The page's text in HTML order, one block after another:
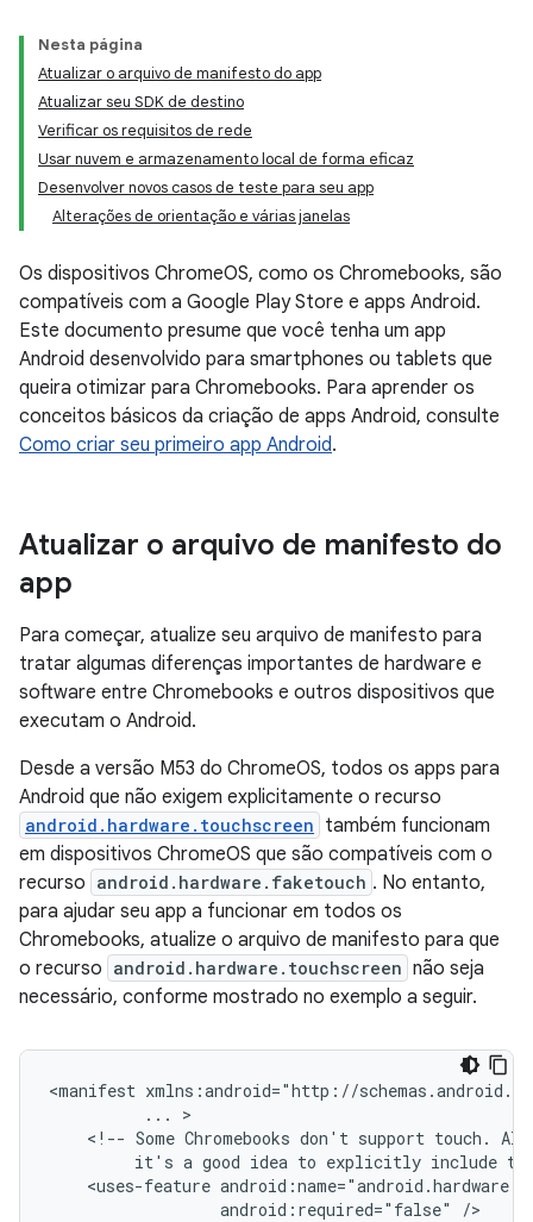
Nesta página
Atualizar o arquivo de manifesto do app
Atualizar seu SDK de destino
Verificar os requisitos de rede
Usar nuvem e armazenamento local de forma eficaz
Desenvolver novos casos de teste para seu app
Alterações de orientação e várias janelas
Os dispositivos ChromeOS, como os Chromebooks, são
compatíveis com a Google Play Store e apps Android.
Este documento presume que você tenha um app
Android desenvolvido para smartphones ou tablets que
queira otimizar para Chromebooks. Para aprender os
conceitos básicos da criação de apps Android, consulte
Como criar seu primeiro app Android.
Atualizar o arquivo de manifesto do
app
Para começar, atualize seu arquivo de manifesto para
tratar algumas diferenças importantes de hardware e
software entre Chromebooks e outros dispositivos que
executam o Android.
Desde a versão M53 do ChromeOS, todos os apps para
Android que não exigem explicitamente o recurso
android.hardware.touchscreen também funcionam
em dispositivos ChromeOS que são compatíveis com o
recurso android.hardware.faketouch . No entanto,
para ajudar seu app a funcionar em todos os
Chromebooks, atualize o arquivo de manifesto para que
o recurso android.hardware.touchscreen não seja
necessário, conforme mostrado no exemplo a seguir.
<manifest
...
<!-- Some Chromebooks don't support touch.
it's a good idea to explicitly include
<uses-feature
android:required="false"
/>